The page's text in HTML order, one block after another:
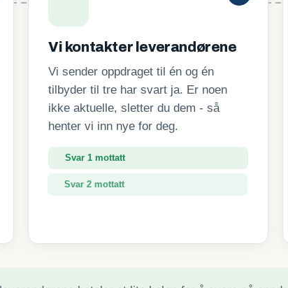
Vi kontakter leverandørene
Vi sender oppdraget til én og én
tilbyder til tre har svart ja. Er noen
ikke aktuelle, sletter du dem - så
henter vi inn nye for deg.
Svar 1 mottatt
Svar 2 mottatt